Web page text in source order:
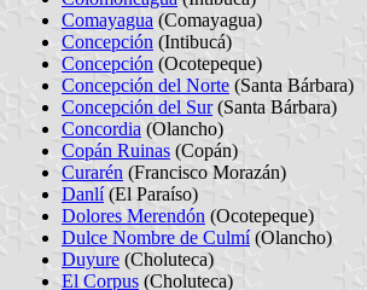
Comayagua (Comayagua)
Concepción (Intibucá)
Concepción (Ocotepeque)
Concepción del Norte (Santa Bárbara)
Concepción del Sur(Santa Bárbara)
Concordia (Olancho)
Copán Ruinas (Copán)
Curarén (Francisco Morazán)
Danlí(El Paraíso)
Dolores Merendón (Ocotepeque)
Dulce Nombre de Culmí(Olancho)
Duyure (Choluteca)
El Corpus (Choluteca)